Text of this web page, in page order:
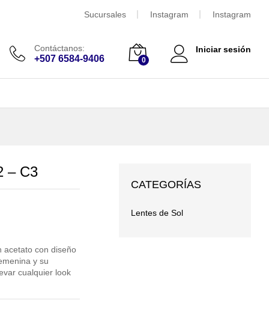
Sucursales Instagram Instagram
Contáctanos:
+507 6584-9406 0
Iniciar sesión
– C3
acetato con diseño
y su
cualquier look
CATEGORÍAS
Lentes de Sol
$50.00 Añadir al carrito